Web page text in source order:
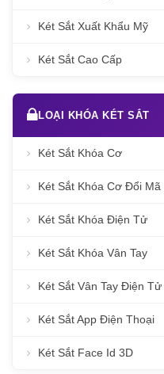
Két Sắt Xuất Khẩu Mỹ
Két Sắt Cao Cấp
LOẠI KHÓA KÉT SẮT
Két Sắt Khóa Cơ
Két Sắt Khóa Cơ Đổi Mã
Két Sắt Khóa Điện Tử
Két Sắt Khóa Vân Tay
Két Sắt Vân Tay Điện Tử
Két Sắt App Điện Thoại
Két Sắt Face Id 3D